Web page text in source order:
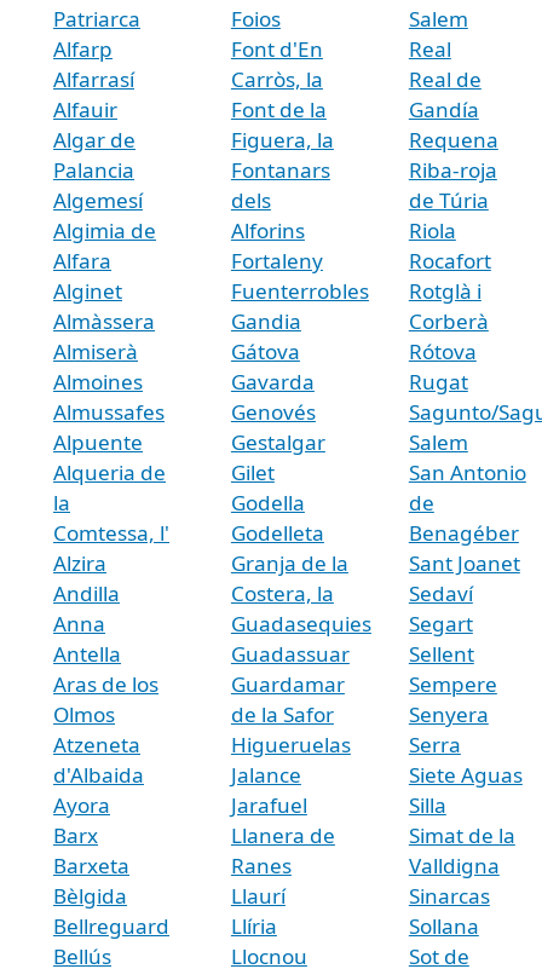
Patriarca
Alfarp
Alfarrasí
Alfauir
Algar de
Palancia
Algemesí
Algimia de
Alfara
Alginet
Almàssera
Almiserà
Almoines
Almussafes
Alpuente
Alqueria de
la
Comtessa, l'
Alzira
Andilla
Anna
Antella
Aras de los
Olmos
Atzeneta
d'Albaida
Ayora
Barx
Barxeta
Bèlgida
Bellreguard
Bellús
Foios
Font d'En
Carròs, la
Font de la
Figuera, la
Fontanars
dels
Alforins
Fortaleny
Fuenterrobles
Gandia
Gátova
Gavarda
Genovés
Gestalgar
Gilet
Godella
Godelleta
Granja de la
Costera, la
Guadasequies
Guadassuar
Guardamar
de la Safor
Higueruelas
Jalance
Jarafuel
Llanera de
Ranes
Llaurí
Llíria
Llocnou
Salem
Real
Real de
Gandía
Requena
Riba-roja
de Túria
Riola
Rocafort
Rotglà i
Corberà
Rótova
Rugat
Sagunto/
Salem
San Antonio
de
Benagéber
Sant Joanet
Sedaví
Segart
Sellent
Sempere
Senyera
Serra
Siete Aguas
Silla
Simat de la
Valldigna
Sinarcas
Sollana
Sot de